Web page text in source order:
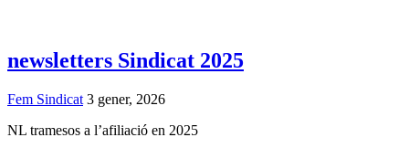
newsletters Sindicat 2025
Fem Sindicat 3 gener, 2026
NL tramesos a l’afiliació en 2025